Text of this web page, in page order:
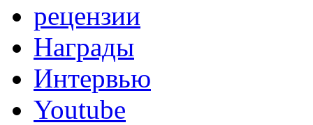
рецензии
Награды
Интервью
Youtube